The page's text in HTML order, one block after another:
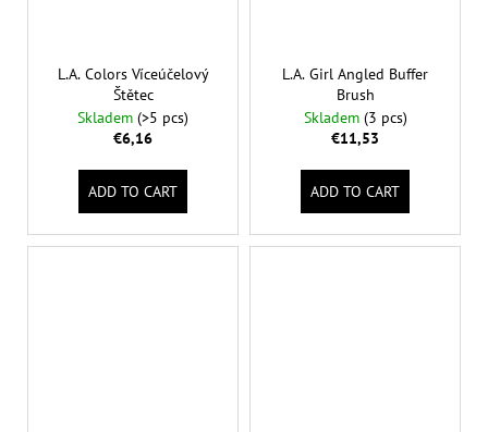
L.A. Colors Víceúčelový
Štětec
Skladem (>5 pcs)
€6,16
ADD TO CART
L.A. Girl Angled Buffer
Brush
Skladem (3 pcs)
€11,53
ADD TO CART